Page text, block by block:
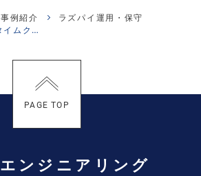
事例紹介
ラズパイ運用・保守
ロック）
PAGE TOP
ンジニアリング